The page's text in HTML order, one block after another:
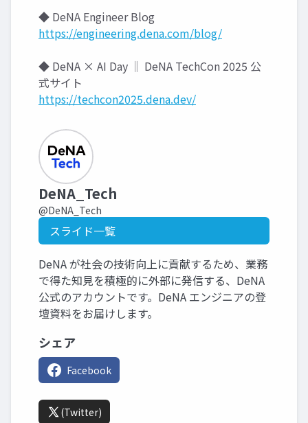
◆ DeNA Engineer Blog
https://engineering.dena.com/blog/
◆ DeNA × AI Day ‖ DeNA TechCon 2025 公
式サイト
https://techcon2025.dena.dev/
DeNA_Tech
@DeNA_Tech
スライド一覧
DeNA が社会の技術向上に貢献するため、業務
で得た知見を積極的に外部に発信する、DeNA
公式のアカウントです。DeNA エンジニアの登
壇資料をお届けします。
シェア
Facebook
(Twitter)